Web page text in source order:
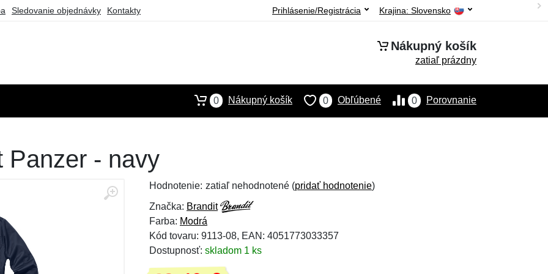
Sledovanie objednávky Kontakty Krajina: Slovensko
Prihlásenie/Registrácia
Nákupný košík
zatiaľ prázdny
0 Porovnanie
0 Obľúbené
0 Nákupný košík
Panzer - navy
Hodnotenie: zatiaľ nehodnotené (pridať hodnotenie)
Značka: Brandit
Farba: Modrá
Kód tovaru: 9113-08, EAN: 4051773033357
Dostupnosť: skladom 1 ks